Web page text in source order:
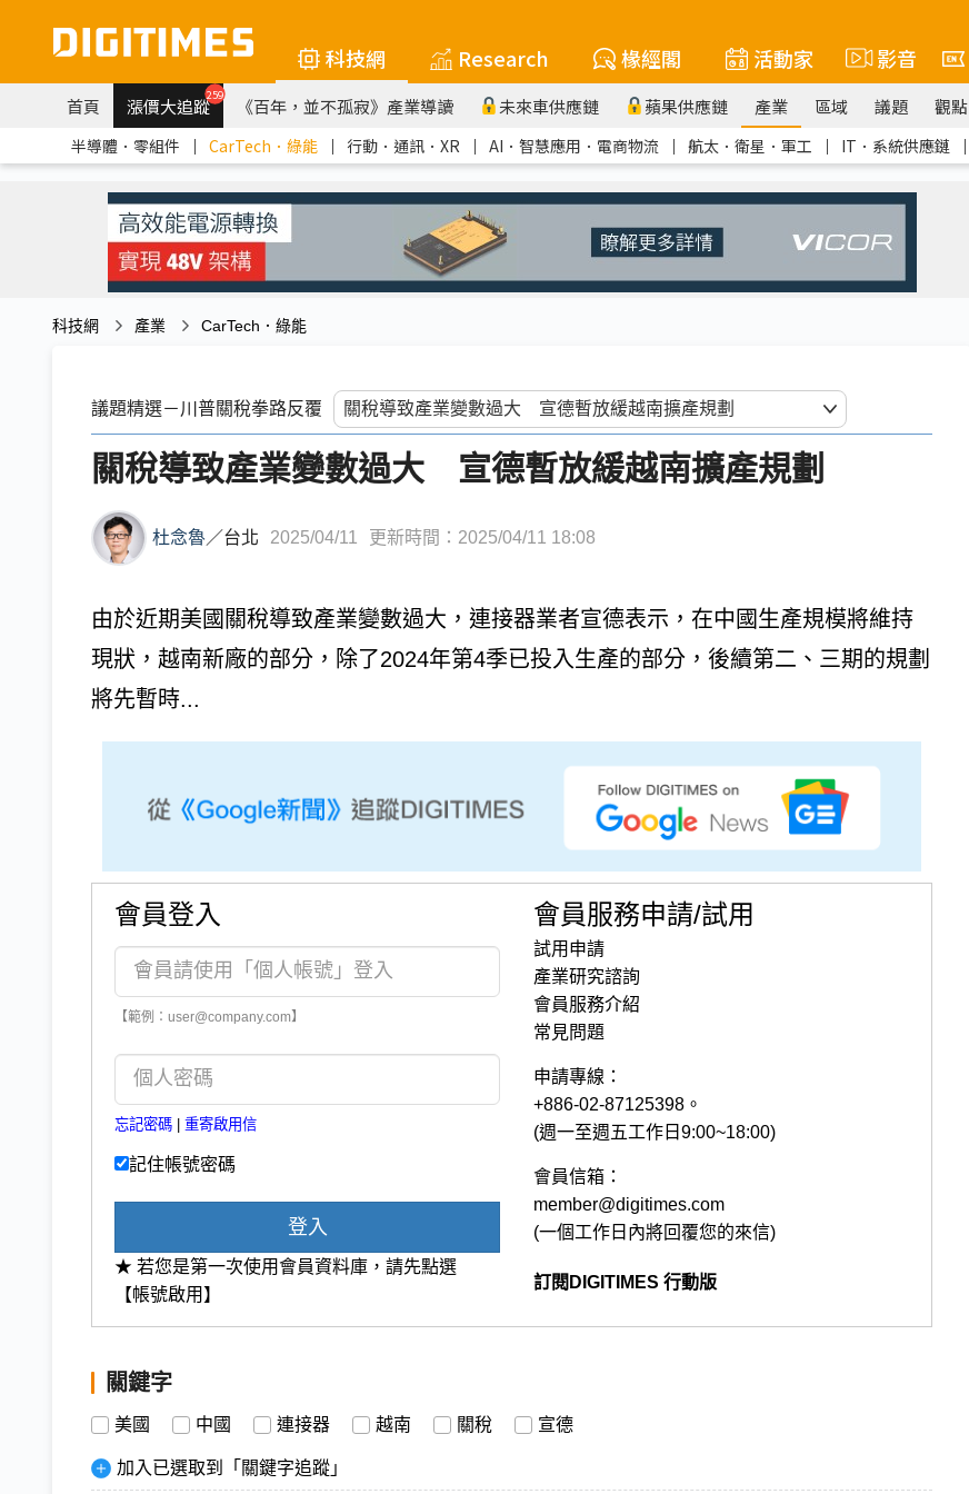
科技網 Research 椽經閣 活動家 影音
首頁 漲價大追蹤259 《百年，並不孤寂》產業導讀 未來車供應鏈 蘋果供應鏈 產業 區域 議題 觀點
半導體．零組件 ｜ CarTech．綠能 ｜ 行動．通訊．XR ｜ AI．智慧應用．電商物流 ｜ 航太．衛星．軍工 ｜ IT．系統供應鏈 ｜
科技網 產業 CarTech．綠能
議題精選－川普關稅拳路反覆
關稅導致產業變數過大 宣德暫放緩越南擴產規劃
杜念魯／台北 2025/04/11 更新時間：2025/04/11 18:08
由於近期美國關稅導致產業變數過大，連接器業者宣德表示，在中國生產規模將維持
現狀，越南新廠的部分，除了2024年第4季已投入生產的部分，後續第二、三期的規劃
將先暫時...
會員登入
【範例：user@company.com】
忘記密碼 重寄啟用信
記住帳號密碼
登入
★ 若您是第一次使用會員資料庫，請先點選
【帳號啟用】
會員服務申請/試用
試用申請
產業研究諮詢
會員服務介紹
常見問題
申請專線：
+886-02-87125398。
(週一至週五工作日9:00~18:00)
會員信箱：
member@digitimes.com
(一個工作日內將回覆您的來信)
訂閱DIGITIMES 行動版
關鍵字
美國 中國 連接器 越南 關稅 宣德
加入已選取到「關鍵字追蹤」